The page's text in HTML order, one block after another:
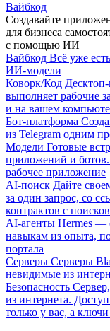
Вайбкод
Создавайте
для бизнеса
с помощью ИИ
Вайбкод Всё уже
ИИ-модели
Коворк/Код
выполняет рабочие
и на вашем
Бот-платформа
из Telegram одним
Модели Готовые
приложений и
рабочее приложение
AI-поиск Дайте
за один запрос, со
контрактов с
AI-агенты Hermes —
навыкам из опыта,
портала
Серверы Серверы
невидимые из
Безопасность
из интернета.
только у вас, а